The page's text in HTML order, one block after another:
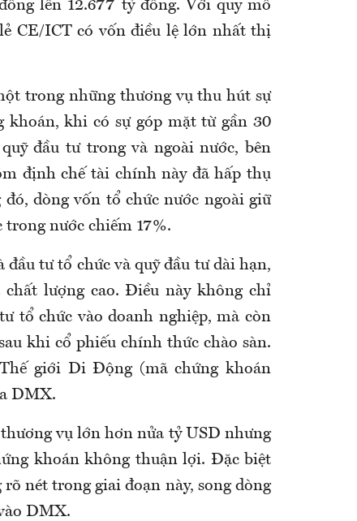
lên 12.677 tỷ đồng. Với quy mô
CE/ICT có vốn điều lệ lớn nhất thị
trong những thương vụ thu hút sự
khi có sự góp mặt từ gần 30
đầu tư trong và ngoài nước, bên
định chế tài chính này đã hấp thụ
dòng vốn tổ chức nước ngoài giữ
nước chiếm 17%.
tư tổ chức và quỹ đầu tư dài hạn,
lượng cao. Điều này không chỉ
tổ chức vào doanh nghiệp, mà còn
khi cổ phiếu chính thức chào sàn.
giới Di Động (mã chứng khoán
DMX.
vụ lớn hơn nửa tỷ USD nhưng
khoán không thuận lợi. Đặc biệt
nét trong giai đoạn này, song dòng
DMX.